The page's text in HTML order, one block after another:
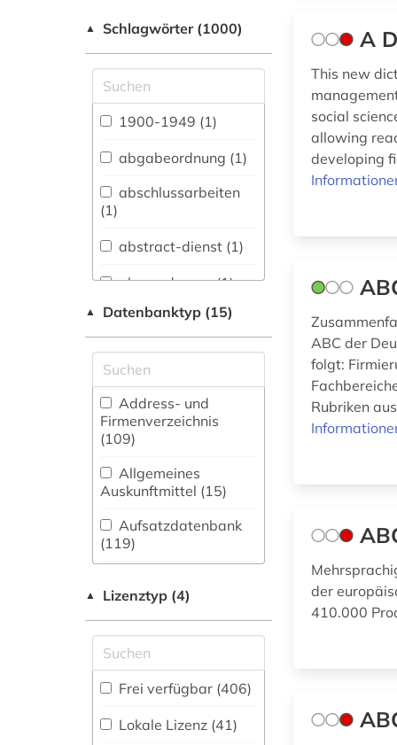
fachübergreifende
Datenbanken (297)
Allgemeine und
und
Literaturwissenschaft.
Indogermanistik.
Außereuropäische
Literaturen (56)
Anglistik.
Architektur,
Bauingenieur- und
Vermessungswesen
(56)
Württemberg (2)
Biotechnologie (61)
Informationswissenschaft
Chemie und
Pharmazie (48)
Elektrotechnik,
Elektronik,
Nachrichtentechnik (50)
▲ Schlagwörter (1000)
1900-1949 (1)
abgabeordnung (1)
abschlussarbeiten
(1)
abstract-dienst (1)
abwanderung (1)
acquisitions (1)
adressbuch (20)
adresse (2)
adressen (1)
(27)
adreßbuch (2)
afrika (11)
agrar- (1)
agrarforschung (1)
agrarmarkt (2)
agrarprodukt (2)
agrarrecht (1)
▲ Datenbanktyp (15)
Address- und
Firmenverzeichnis
(109)
Allgemeines
Auskunftmittel (15)
Aufsatzdatenbank
(119)
(11)
Datenbank (12
Disziplinäre
Forschungsdatenrepositorien
(9
▲ Lizenztyp (4)
Frei verfügbar (406)
Lokale Lizenz (41)
A
This new
social
allowing
developing
ABC der
folgt:
Rubriken
der
410.000